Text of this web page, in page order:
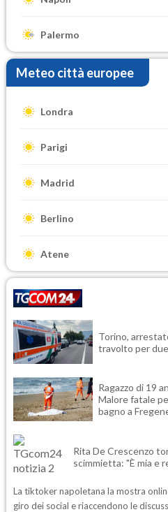
Palermo
Meteo città europee
Londra
Parigi
Madrid
Berlino
Atene
Torino,
travolto per
Ragazzo di 19
Malore fatale
bagno a
Rita De Crescenzo
scimmietta: "È mia e
La tiktoker napoletana la mostra
giro dei social e riaccendono le